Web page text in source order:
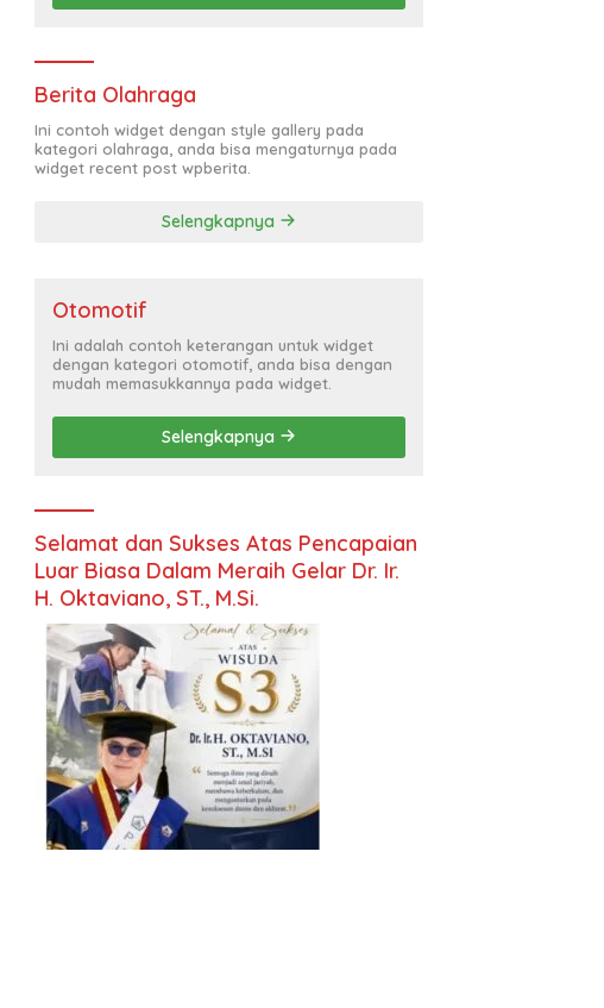
Berita Olahraga
Ini contoh widget dengan style gallery pada
kategori olahraga, anda bisa mengaturnya pada
widget recent post wpberita.
Selengkapnya
Otomotif
Ini adalah contoh keterangan untuk widget
dengan kategori otomotif, anda bisa dengan
mudah memasukkannya pada widget.
Selengkapnya
Selamat dan Sukses Atas Pencapaian
Luar Biasa Dalam Meraih Gelar Dr. Ir.
H. Oktaviano, ST., M.Si.